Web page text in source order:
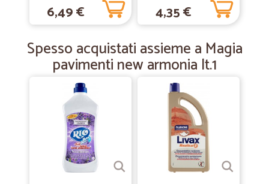
22/05/2019
Simone D.
pienamente soddisfatto, consegna rapida e merce arrivata in
condizioni perfette!
6,49 € 4,35 €
Spesso acquistati assieme a Magia
pavimenti new armonia lt.1